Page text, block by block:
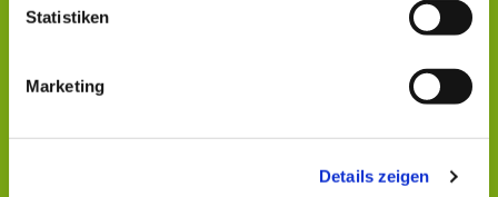
Statistiken
Marketing
Details zeigen